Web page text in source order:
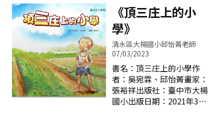
作時，都要把「紅線」抓
好。「紅線」指的是前後文
意的承接與推移。作文的評
分標準極其
可能是周朝管理圖書檔案的
官員，退休後寫下此書，老
子開創了道家學派。作者傅
佩榮提到閱讀《老子》就像
聆聽一位飽經風霜的智慧老
人的獨白，那麼這本《原來
老子這樣說》也可以說是作
者傅佩榮與老子進行一場跨
時代的心靈對話與穿越空間
詞。自美國紐約專欄作家瑪
希‧艾波赫（Marci
Alboher）在著作《雙重職
業》（One Person/
Multiple Careers）提出
「斜槓（Slash）」想法後，
迄今其實也16年的歷史，表
述的是人的多重身份與多種
可能。 黃豪平的的這本
《不只是喜劇演員：黃豪平
《頂三庄上的小
學》
清水區大楊國小邱怡菁老師
07/03/2023
書名：頂三庄上的小學作
者：吳宛霖、邱怡菁畫家：
張裕祥出版社：臺中市大楊
國小出版日期：2021年3